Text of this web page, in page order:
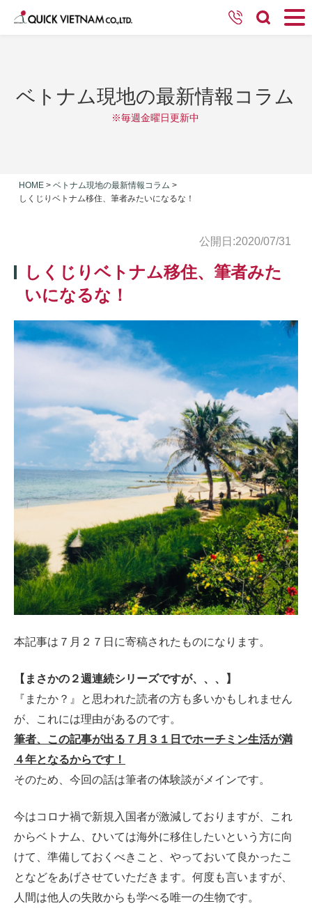
ベトナム現地の最新情報コラム
※毎週金曜日更新中
HOME > ベトナム現地の最新情報コラム >
しくじりベトナム移住、筆者みたいになるな！
公開日:2020/07/31
しくじりベトナム移住、筆者みた
いになるな！
本記事は７月２７日に寄稿されたものになります。
【まさかの２週連続シリーズですが、、、】
『またか？』と思われた読者の方も多いかもしれません
が、これには理由があるのです。
筆者、この記事が出る７月３１日でホーチミン生活が満
４年となるからです！
そのため、今回の話は筆者の体験談がメインです。
今はコロナ禍で新規入国者が激減しておりますが、これ
からベトナム、ひいては海外に移住したいという方に向
けて、準備しておくべきこと、やっておいて良かったこ
となどをあげさせていただきます。何度も言いますが、
人間は他人の失敗からも学べる唯一の生物です。